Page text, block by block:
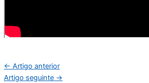
← Artigo anterior
Artigo seguinte →